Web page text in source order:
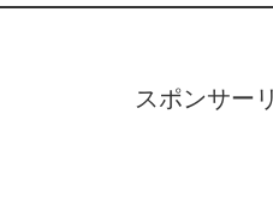
スポンサー